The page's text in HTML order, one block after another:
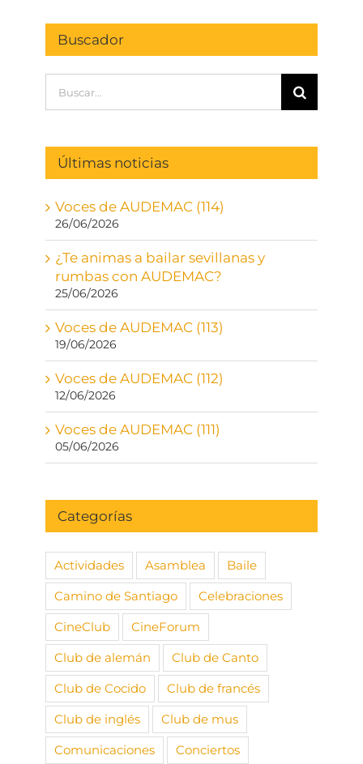
Buscador
Últimas noticias
Voces de AUDEMAC (114)
26/06/2026
¿Te animas a bailar sevillanas y
rumbas con AUDEMAC?
25/06/2026
Voces de AUDEMAC (113)
19/06/2026
Voces de AUDEMAC (112)
12/06/2026
Voces de AUDEMAC (111)
05/06/2026
Categorías
Actividades Asamblea
Baile
Camino de Santiago
Celebraciones
CineClub
CineForum
Club de alemán
Club de Canto
Club de Cocido
Club de francés
Club de inglés
Club de mus
Comunicaciones
Conciertos